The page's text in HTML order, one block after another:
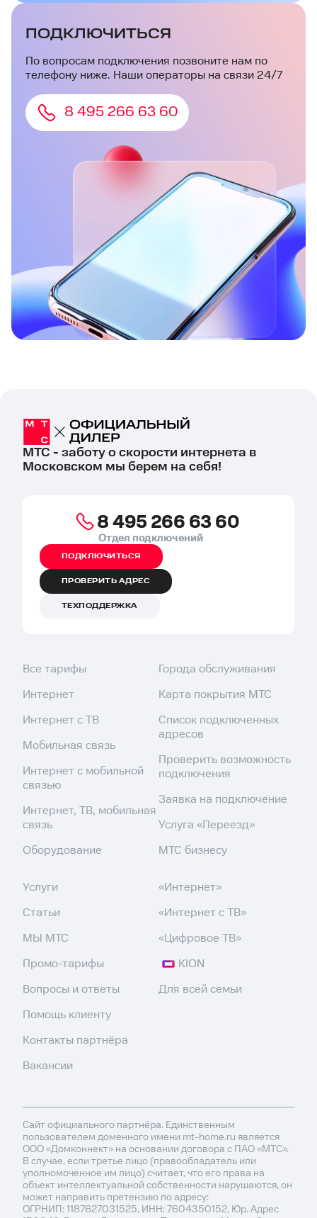
ПОДКЛЮЧИТЬСЯ
По вопросам подключения позвоните нам по
телефону ниже. Наши операторы на связи 24/7
8 495 266 63 60
МТС - заботу о скорости интернета в
Московском мы берем на себя!
8 495 266 63 60
Отдел подключений
ПОДКЛЮЧИТЬСЯ
ПРОВЕРИТЬ АДРЕС
ТЕХПОДДЕРЖКА
Все тарифы
Интернет
Интернет с ТВ
Мобильная связь
Интернет с мобильной
связью
Интернет, ТВ, мобильная
связь
Оборудование
Города обслуживания
Карта покрытия МТС
Список подключенных
адресов
Проверить возможность
подключения
Заявка на подключение
Услуга «Переезд»
МТС бизнесу
Услуги
Статьи
МЫ МТС
Промо-тарифы
Вопросы и ответы
Помощь клиенту
Контакты партнёра
Вакансии
«Интернет»
«Интернет с ТВ»
«Цифровое ТВ»
KION
Для всей семьи
Сайт официального партнёра. Единственным
пользователем доменного имени mt-home.ru является
ООО «Домконнект» на основании договора с ПАО «МТС».
В случае, если третье лицо (правообладатель или
уполномоченное им лицо) считает, что его права на
объект интеллектуальной собственности нарушаются, он
может направить претензию по адресу:
ОГРНИП: 1187627031525, ИНН: 7604350152, Юр. Адрес